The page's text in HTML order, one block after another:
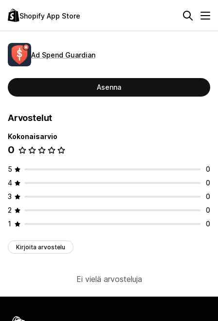
Shopify App Store
Ad Spend Guardian
Asenna
Arvostelut
Kokonaisarvio
0
5
0
4
0
3
0
2
0
1
0
Kirjoita arvostelu
Ei vielä arvosteluja